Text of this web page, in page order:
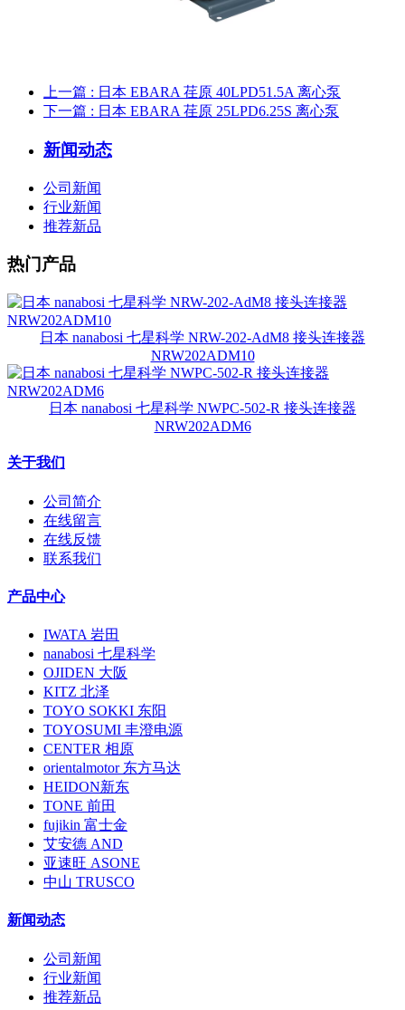
上一篇 : 日本 EBARA 荏原 40LPD51.5A 离心泵
下一篇 : 日本 EBARA 荏原 25LPD6.25S 离心泵
新闻动态
公司新闻
行业新闻
推荐新品
热门产品
日本 nanabosi 七星科学 NRW-202-AdM8 接头连接器
NRW202ADM10
日本 nanabosi 七星科学 NWPC-502-R 接头连接器
NRW202ADM6
关于我们
公司简介
在线留言
在线反馈
联系我们
产品中心
IWATA 岩田
nanabosi 七星科学
OJIDEN 大阪
KITZ 北泽
TOYO SOKKI 东阳
TOYOSUMI 丰澄电源
CENTER 相原
orientalmotor 东方马达
HEIDON新东
TONE 前田
fujikin 富士金
艾安德 AND
亚速旺 ASONE
中山 TRUSCO
新闻动态
公司新闻
行业新闻
推荐新品